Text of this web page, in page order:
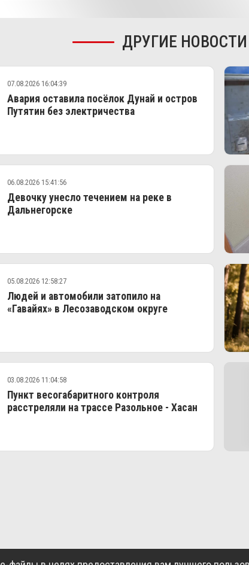
ДРУГИЕ
07.08.2026 16:04:39
Авария оставила посёлок Дунай и остров
Путятин без электричества
06.08.2026 15:41:56
Девочку унесло течением на реке в
Дальнегорске
05.08.2026 12:58:27
Людей и автомобили затопило на
«Гавайях» в Лесозаводском округе
03.08.2026 11:04:58
Пункт весогабаритного контроля
расстреляли на трассе Разольное - Хасан
ГЛАВНАЯ НОВОСТИ О НАС